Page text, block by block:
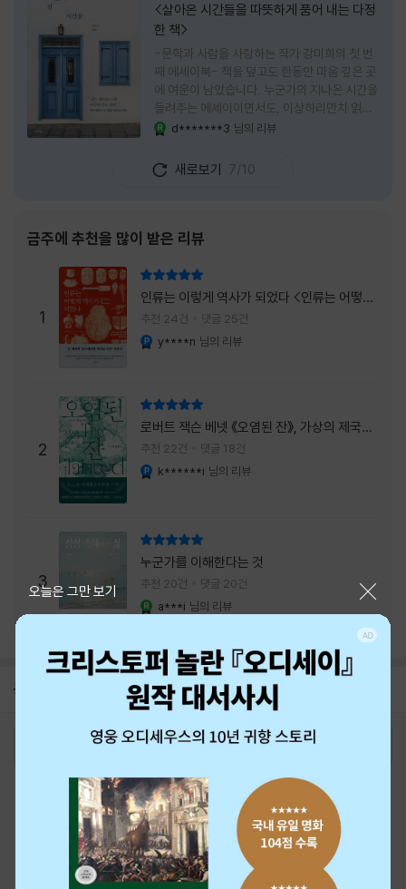
<살아온 시간들을 따뜻하게 품어 내는 다정
한 책>
-문학과 사람을 사랑하는 작가 강미희의 첫 번
째 에세이북- 책을 덮고도 한동안 마음 깊은 곳
에 여운이 남았습니다. 누군가의 지나온 시간을
들려주는 에세이이면서도, 이상하리만치 읽는
사람 자신의 삶을 다시 돌아보게 만드는 책이었
으로 머물지 않고, 각자의 상처와 후회, 다 지나
온 줄 알았던 마음의 결을 가만히 비추는 거울
는다는 것, 대신 지나온 시간 속에서 비로소 알
있고 무너지지 않는 것보다 다시 일어서는 일이
더 중요하다는 사실을 담담하게 보여줍니다. 그
래서 읽는 내내 위로가 과장되지 않았고, 오히
려 그 절제된 진심 덕분에 더 오래 마음에 남았
습니다. 책 곳곳에
d*******3 님의 리뷰
새로보기 7/10
금주에 추천을 많이 받은 리뷰
1
인류는 이렇게 역사가 되었다 <인류는 어떻게
역사가 되었나>
추천 24건 댓글 25건
y****n 님의 리뷰
2
로버트 잭슨 베넷 《오염된 잔》, 가상의 제국이
주는 실감과 미스터리 사건의 치밀함이 이루어
내는 최상의 시너지...
추천 22건 댓글 18건
k******i 님의 리뷰
3
누군가를 이해한다는 것
추천 20건 댓글 20건
a***i 님의 리뷰
공지 26년 NBCI 수상 안내
2026-08-01
오늘은 그만 보기
로그인 최근 본 상품 주문/배송
고객센터 1544-3800 티켓 1544-6399
중고샵 1566-4295
eBook 1:1문의/채팅상담
예스이십사(주) 사업자 정보
이용약관
개인정보처리방침
청소년보호정책
PC버전
회사소개
거래처관계자께